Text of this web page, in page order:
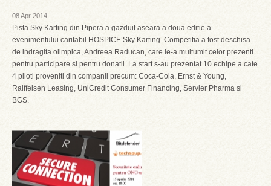
08 Apr 2014
Pista Sky Karting din Pipera a gazduit aseara a doua editie a
evenimentului caritabil HOSPICE Sky Karting. Competitia a fost deschisa
de indragita olimpica, Andreea Raducan, care le-a multumit celor prezenti
pentru participare si pentru donatii. La start s-au prezentat 10 echipe a cate
4 piloti proveniti din companii precum: Coca-Cola, Ernst & Young,
Raiffeisen Leasing, UniCredit Consumer Financing, Servier Pharma si
BGS.